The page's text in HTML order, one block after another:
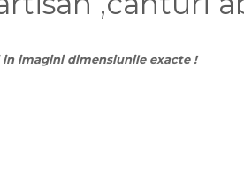
imagini dimensiunile exacte !